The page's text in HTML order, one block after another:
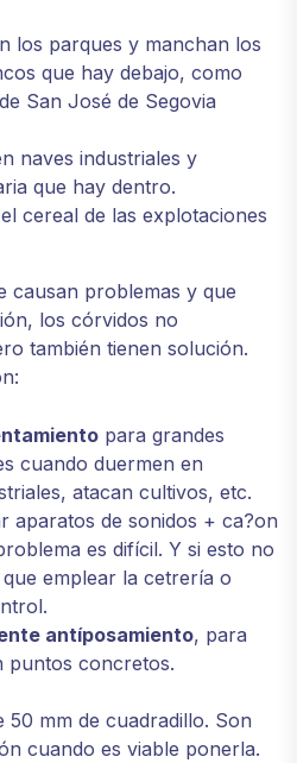
los parques y manchan los
que hay debajo, como
San José de Segovia
naves industriales y
que hay dentro.
cereal de las explotaciones
causan problemas y que
los córvidos no
también tienen solución.
para grandes
cuando duermen en
atacan cultivos, etc.
aparatos de sonidos + ca?on
es difícil. Y si esto no
emplear la cetrería o
antíposamiento, para
puntos concretos.
50 mm de cuadradillo. Son
cuando es viable ponerla.